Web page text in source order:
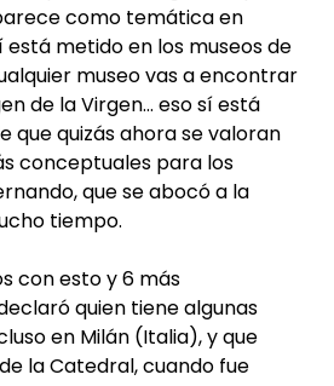
como temática en
metido en los museos de
museo vas a encontrar
de la Virgen… eso sí está
que quizás ahora se valoran
conceptuales para los
que se abocó a la
tiempo.
con esto y 6 más
quien tiene algunas
en Milán (Italia), y que
la Catedral, cuando fue